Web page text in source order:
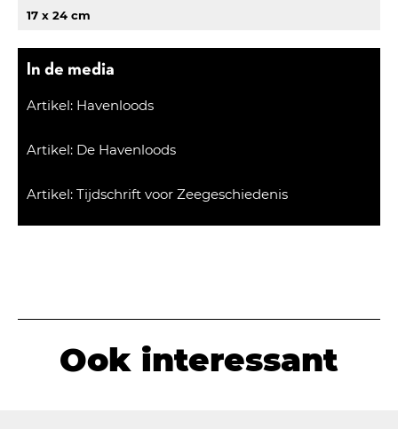
17 x 24 cm
In de media
Artikel: Havenloods
Artikel: De Havenloods
Artikel: Tijdschrift voor Zeegeschiedenis
Ook interessant